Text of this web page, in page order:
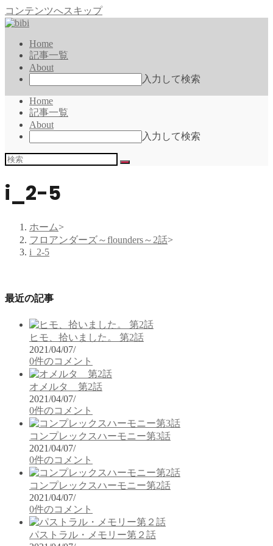
コンテンツへスキップ
Home
記事一覧
About
入力して検索
Home
記事一覧
About
入力して検索
i_2-5
ホーム>
フロアンダーズ～flounders～2話>
i_2-5
最近の記事
ヒモ、拾いました。 第2話
2021/04/07/
0件のコメント
オメルタ 第2話
2021/04/07/
0件のコメント
コンプレックスハーモニー第3話
2021/04/07/
0件のコメント
コンプレックスハーモニー第2話
2021/04/07/
0件のコメント
パストラル・メモリー第２話